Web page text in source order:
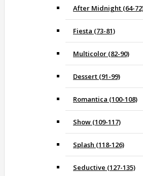
After Midnight (64-
Fiesta (73-81)
Multicolor (82-90)
Dessert (91-99)
Romantica (100-108)
Show (109-117)
Splash (118-126)
Seductive (127-135)